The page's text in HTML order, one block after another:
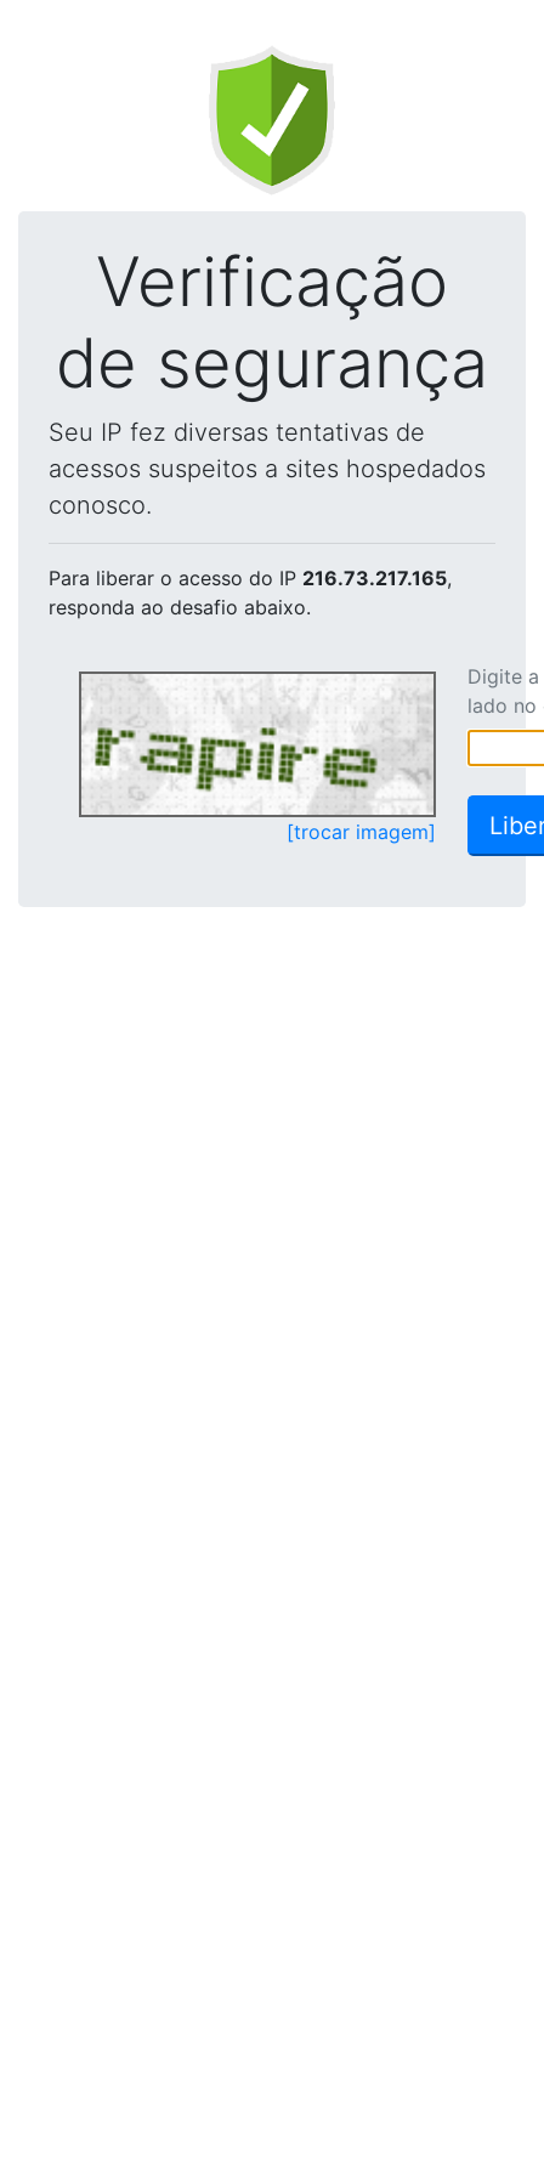
Verificação
de segurança
Seu IP fez diversas tentativas de
acessos suspeitos a sites hospedados
conosco.
Para liberar o acesso do IP 216.73.217.165,
responda ao desafio abaixo.
[trocar imagem]
Digite
lado no